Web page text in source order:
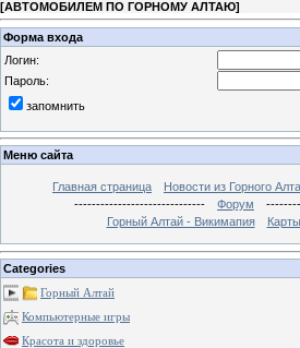
[АВТОМОБИЛЕМ ПО ГОРНОМУ АЛТАЮ]
Форма входа
Логин:
Пароль:
запомнить
Меню сайта
Главная страница Новости из Горного
------------------------------
Форум
Горный Алтай - Викимапия
Categories
Горный Алтай
Компьютерные игры
Красота и здоровье